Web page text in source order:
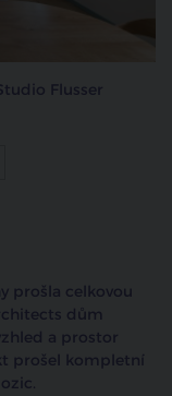
Flusser
prošla celkovou
dům
a prostor
prošel kompletní